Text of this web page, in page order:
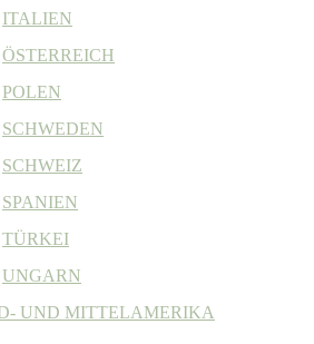
ITALIEN
ÖSTERREICH
POLEN
SCHWEDEN
SCHWEIZ
SPANIEN
TÜRKEI
UNGARN
UND MITTELAMERIKA